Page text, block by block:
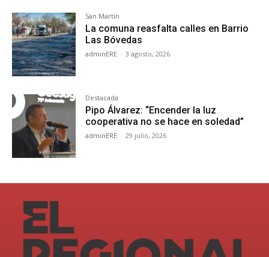
San Martín
La comuna reasfalta calles en Barrio
Las Bóvedas
adminERE - 3 agosto, 2026
Destacada
Pipo Álvarez: “Encender la luz
cooperativa no se hace en soledad”
adminERE - 29 julio, 2026